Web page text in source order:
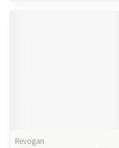
Revogan